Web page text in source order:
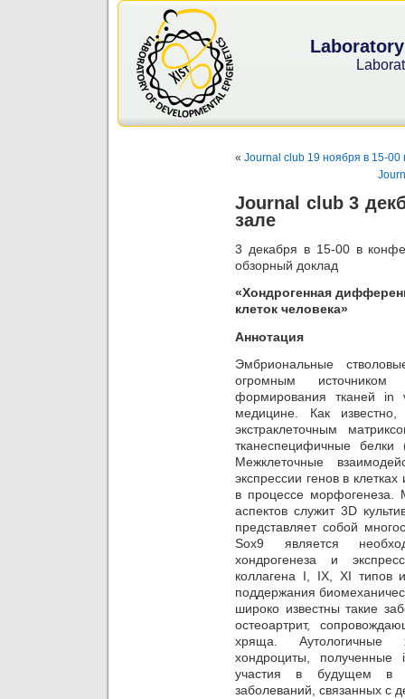
« Journal club 19 ноября в 15-00
Journal club 3
зале
3 декабря в 15-00 в
обзорный доклад
«Хондрогенная
клеток человека»
Аннотация
Эмбриональные
огромным источником
формирования тканей in
медицине. Как
экстраклеточным
тканеспецифичные белки
Межклеточные
экспрессии генов в
в процессе морфогенеза.
аспектов служит 3D
представляет собой
Sox9 является
хондрогенеза и
коллагена I, IX, XI типов
поддержания
широко известны такие
остеоартрит,
хряща. Аутологичные
хондроциты,
участия в будущем в
заболеваний, связанных с